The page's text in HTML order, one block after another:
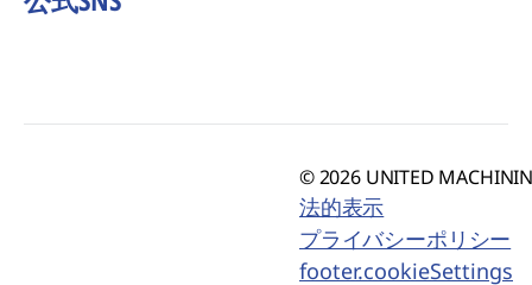
© 2026 UNITED
法的表示
プライバシーポリシー
footer.cookieSettings